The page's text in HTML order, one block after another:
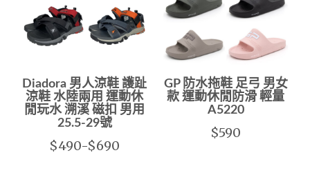
Diadora 男人涼鞋 護趾
涼鞋 水陸兩用 運動休
閒玩水 溯溪 磁扣 男用
25.5-29號
$490-$690
GP 防水拖鞋 足弓 男女
款 運動休閒防滑 輕量
A5220
$590